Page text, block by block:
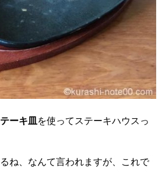
ーキ皿 を使ってステーキハウスっ
ね、なんて言われますが、これで